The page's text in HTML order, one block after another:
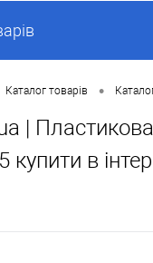
Каталог товарів •
|
купити в